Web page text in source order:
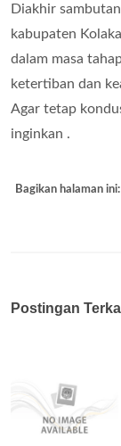
Diakhir
kabupaten
dalam masa
ketertiban dan
Agar tetap
inginkan .
Bagikan halaman ini:
Postingan